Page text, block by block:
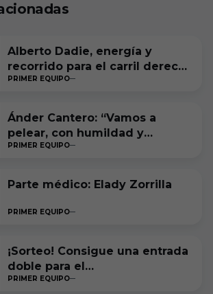
Alberto Dadie, energía y
recorrido para el carril derecho
blanquinegro
PRIMER EQUIPO
Ánder Cantero: “Vamos a
pelear, con humildad y
ambición, por estar entre los
temporada”
PRIMER EQUIPO
Parte médico: Elady Zorrilla
PRIMER EQUIPO
¡Sorteo! Consigue una entrada
doble para el
#RacingFerrolBurgosCF
PRIMER EQUIPO